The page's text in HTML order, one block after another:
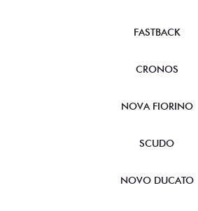
FASTBACK
CRONOS
NOVA FIORINO
SCUDO
NOVO DUCATO